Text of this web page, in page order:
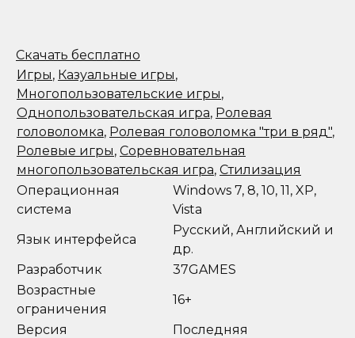
Скачать бесплатно
Игры, Казуальные игры,
Многопользовательские игры,
Однопользовательская игра, Ролевая
головоломка, Ролевая головоломка "три в ряд",
Ролевые игры, Соревновательная
многопользовательская игра, Стилизация
Операционная
система
Windows 7, 8, 10, 11, XP,
Vista
Язык интерфейса
Русский, Английский и
др.
Разработчик
37GAMES
Возрастные
ограничения
16+
Версия
Последняя